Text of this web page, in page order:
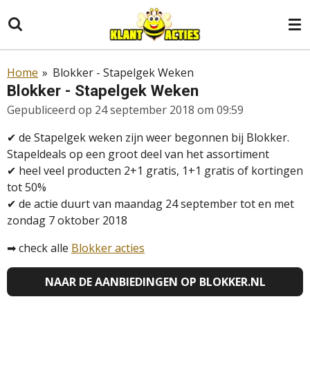
direct
naar
hoofdinhoud
Home » Blokker - Stapelgek Weken
Blokker - Stapelgek Weken
Gepubliceerd op 24 september 2018 om 09:59
✔ de Stapelgek weken zijn weer begonnen bij Blokker.
Stapeldeals op een groot deel van het assortiment
✔ heel veel producten 2+1 gratis, 1+1 gratis of kortingen
tot 50%
✔ de actie duurt van maandag 24 september tot en met
zondag 7 oktober 2018
➡check alle Blokker acties
NAAR DE AANBIEDINGEN OP BLOKKER.NL